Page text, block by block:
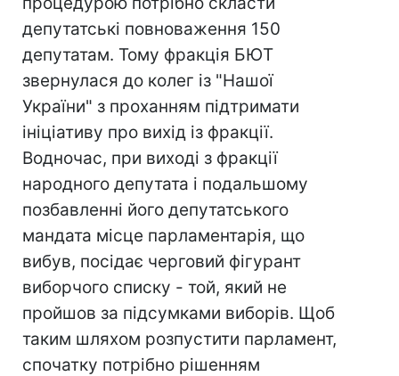
депутатські повноваження 150
депутатам. Тому фракція БЮТ
звернулася до колег із "Нашої
України" з проханням підтримати
ініціативу про вихід із фракції.
Водночас, при виході з фракції
народного депутата і подальшому
позбавленні його депутатського
мандата місце парламентарія, що
вибув, посідає черговий фігурант
виборчого списку - той, який не
пройшов за підсумками виборів. Щоб
таким шляхом розпустити парламент,
спочатку потрібно рішенням